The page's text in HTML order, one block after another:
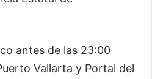
antes de las 23:00
Vallarta y Portal del